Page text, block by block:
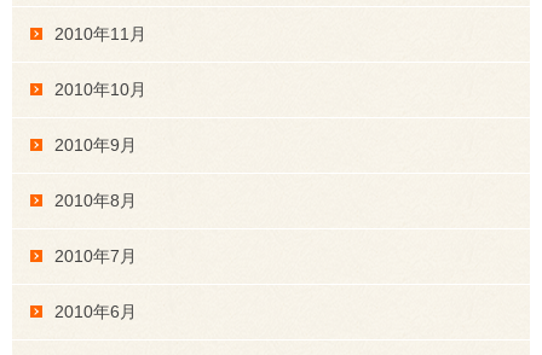
2010年11月
2010年10月
2010年9月
2010年8月
2010年7月
2010年6月